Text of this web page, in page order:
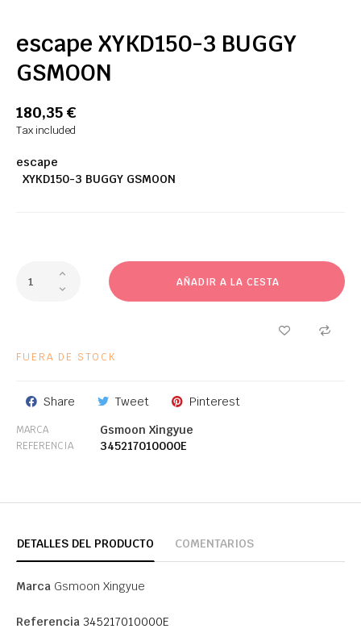
escape XYKD150-3 BUGGY
GSMOON
180,35 €
Tax included
escape
XYKD150-3 BUGGY GSMOON
AÑADIR A LA CESTA
FUERA DE STOCK
Share Tweet Pinterest
MARCA Gsmoon Xingyue
REFERENCIA 345217010000E
DETALLES DEL PRODUCTO COMENTARIOS
Marca Gsmoon Xingyue
Referencia 345217010000E